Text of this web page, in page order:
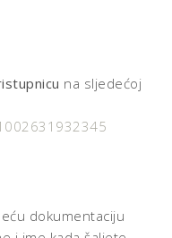
na sljedećoj
dokumentaciju